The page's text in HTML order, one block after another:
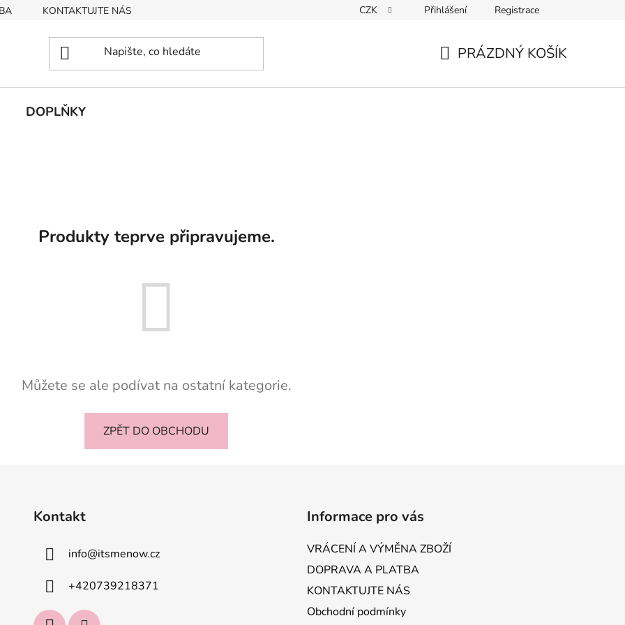
KONTAKTUJTE NÁS Podmínky ochrany osobních údajů
CZK Přihlášení Registrace
PRÁZDNÝ KOŠÍK
DOPLŇKY
Produkty teprve připravujeme.
Můžete se ale podívat na ostatní kategorie.
ZPĚT DO OBCHODU
Kontakt
info@itsmenow.cz
+420739218371
Informace pro vás
VRÁCENÍ A VÝMĚNA ZBOŽÍ
DOPRAVA A PLATBA
KONTAKTUJTE NÁS
Obchodní podmínky